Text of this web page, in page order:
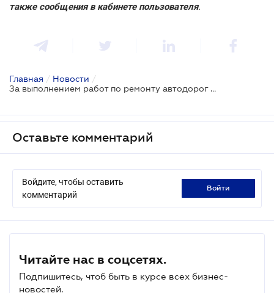
также сообщения в кабинете пользователя.
Главная / Новости /
За выполнением работ по ремонту автодорог можно будет следить онлайн
Оставьте комментарий
Войдите, чтобы оставить
комментарий
войти
Читайте нас в соцсетях.
Подпишитесь, чтоб быть в курсе всех бизнес-
новостей.